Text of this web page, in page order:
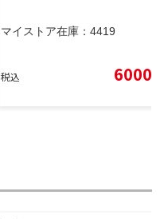
マイストア在庫： 4419
税込 6000